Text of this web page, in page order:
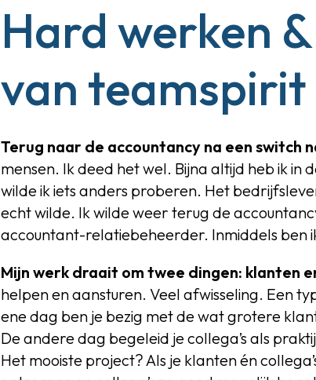
Hard werken
van teamspirit
Terug naar de accountancy na een switch
mensen. Ik deed het wel. Bijna altijd heb ik
wilde ik iets anders proberen. Het
echt wilde. Ik wilde weer terug de
accountant-relatiebeheerder. Inmiddels ben
Mijn werk draait om twee dingen: klanten
helpen en aansturen. Veel afwisseling. Een
ene dag ben je bezig met de wat grotere
De andere dag begeleid je collega’s als
Het mooiste project? Als je klanten én